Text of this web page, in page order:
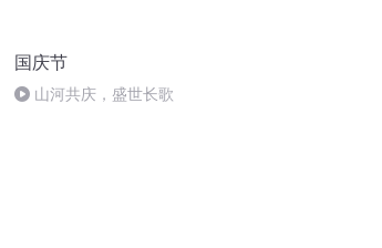
国庆节
山河共庆，盛世长歌